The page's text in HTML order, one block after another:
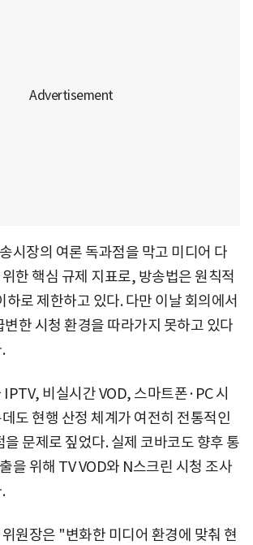
시장의 여론 독과점을 막고 미디어 다
한 핵심 규제 지표로, 방송법은 원칙적
로 제한하고 있다. 다만 이날 회의에서
변한 시청 환경을 따라가지 못하고 있다
비실시간 VOD, 스마트폰·PC 시
도 현행 산정 체계가 여전히 전통적인
을 문제로 짚었다. 실제 코바코도 향후 통
을 위해 TV VOD와 N스크린 시청 조사
원장은 "변화한 미디어 환경에 맞춰 현